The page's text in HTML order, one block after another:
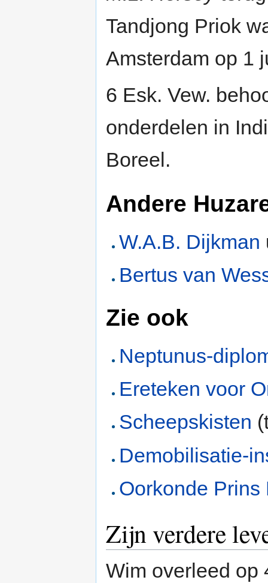
Tandjong Priok
Amsterdam op 1
6 Esk. Vew.
onderdelen in
Boreel.
Andere
W.A.B. Dijkman
Bertus van
Zie ook
Neptunus-
Ereteken voor
Scheepskisten
Demobilisatie-
Oorkonde Prins
Zijn verdere
Wim overleed op